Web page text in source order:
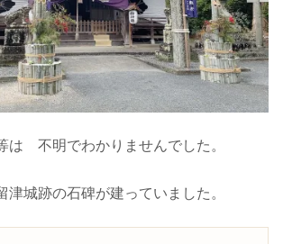
は 不明でわかりませんでした。
城跡の石碑が建っていました。